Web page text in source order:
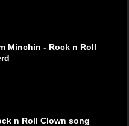
Minchin - Rock n Roll
n Roll Clown song